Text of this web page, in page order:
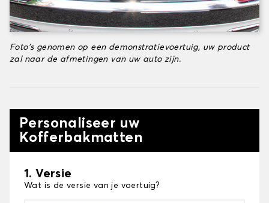
Foto's genomen op een demonstratievoertuig, uw product
zal naar de afmetingen van uw auto zijn.
Personaliseer uw
Kofferbakmatten
1. Versie
Wat is de versie van je voertuig?